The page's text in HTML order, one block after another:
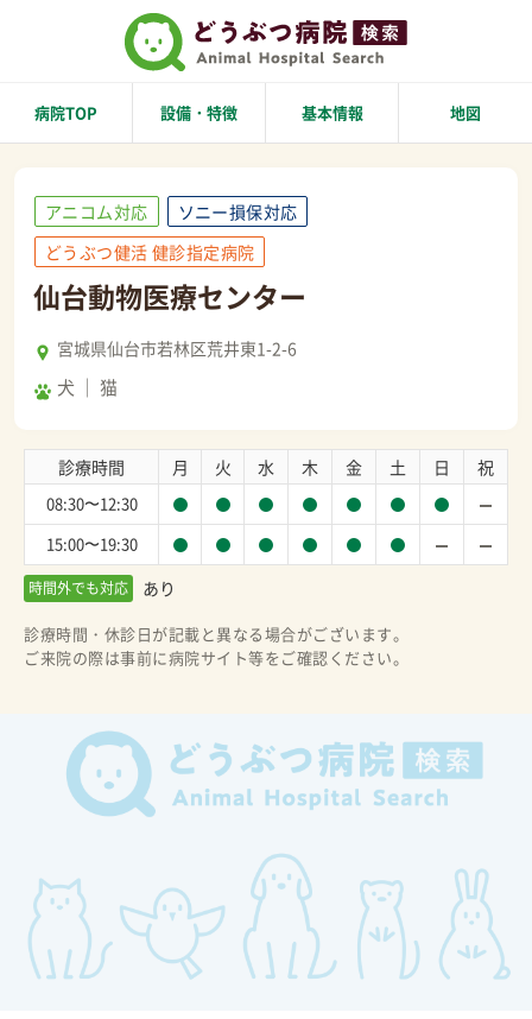
病院TOP 設備・特徴 基本情報 地図
アニコム対応
ソニー損保対応
どうぶつ健活 健診指定病院
仙台動物医療センター
宮城県仙台市若林区荒井東1-2-6
犬 猫
診療時間 月 火 水 木 金 土 日 祝
08:30〜12:30
15:00〜19:30
時間外でも対応 あり
診療時間・休診日が記載と異なる場合がございます。
ご来院の際は事前に病院サイト等をご確認ください。